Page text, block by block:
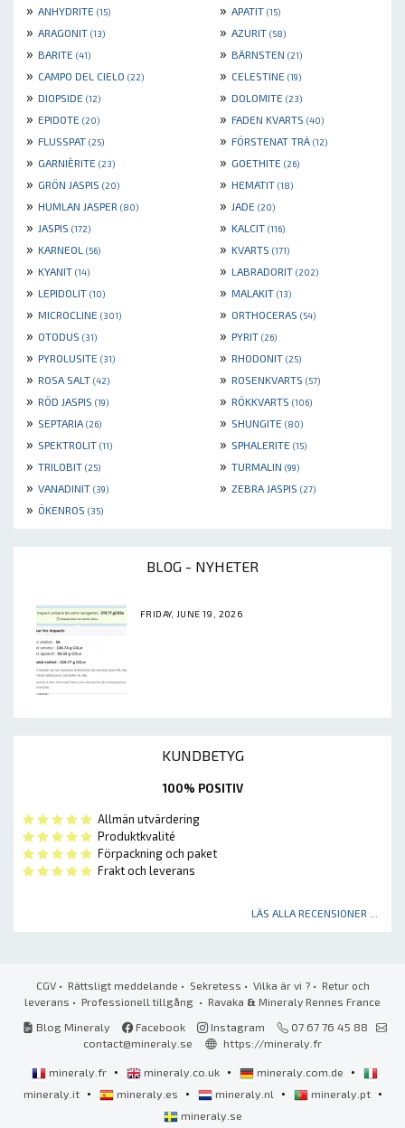
» ANHYDRITE (15) » APATIT (15)
» ARAGONIT (13) » AZURIT (58)
» BARITE (41) » BÄRNSTEN (21)
» CAMPO DEL CIELO (22) » CELESTINE (19)
» DIOPSIDE (12) » DOLOMITE (23)
» EPIDOTE (20) » FADEN KVARTS (40)
» FLUSSPAT (25) » FÖRSTENAT TRÄ (12)
» GARNIÈRITE (23) » GOETHITE (26)
» GRÖN JASPIS (20) » HEMATIT (18)
» HUMLAN JASPER (80) » JADE (20)
» JASPIS (172) » KALCIT (116)
» KARNEOL (56) » KVARTS (171)
» KYANIT (14) » LABRADORIT (202)
» LEPIDOLIT (10) » MALAKIT (13)
» MICROCLINE (301) » ORTHOCERAS (54)
» OTODUS (31) » PYRIT (26)
» PYROLUSITE (31) » RHODONIT (25)
» ROSA SALT (42) » ROSENKVARTS (57)
» RÖD JASPIS (19) » RÖKKVARTS (106)
» SEPTARIA (26) » SHUNGITE (80)
» SPEKTROLIT (11) » SPHALERITE (15)
» TRILOBIT (25) » TURMALIN (99)
» VANADINIT (39) » ZEBRA JASPIS (27)
» ÖKENROS (35)
BLOG - NYHETER
FRIDAY, JUNE 19, 2026
KUNDBETYG
100% POSITIV
Allmän utvärdering
Produktkvalité
Förpackning och paket
Frakt och leverans
LÄS ALLA RECENSIONER ...
CGV• Rättsligt meddelande • Sekretess • Vilka är vi ?• Retur och
leverans • Professionell tillgång • Ravaka & Mineraly Rennes France
Blog Mineraly
Facebook Instagram
07 67 76 45 88
contact@mineraly.se
https://mineraly.fr
mineraly.fr • mineraly.co.uk • mineraly.com.de •
mineraly.it • mineraly.es • mineraly.nl • mineraly.pt •
mineraly.se